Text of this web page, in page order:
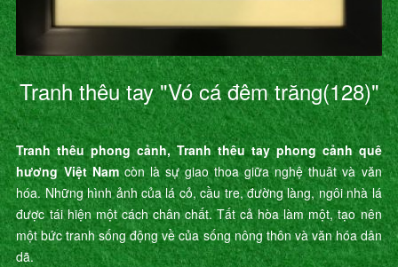
Tranh thêu tay "Vó cá đêm trăng(128)"
Tranh thêu phong cảnh, Tranh thêu tay phong cảnh quê
hương Việt Namcòn là sự giao thoa giữa nghệ thuât và văn
hóa. Những hình ảnh của lá cỏ, cầu tre, đường làng, ngôi nhà lá
được tái hiện một cách chân chất. Tất cả hòa làm một, tạo nên
một bức tranh sống động về của sống nông thôn và văn hóa dân
dã.